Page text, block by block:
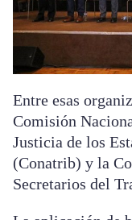
Entre esas
Comisión
Justicia de los
(Conatrib) y la
Secretarios del